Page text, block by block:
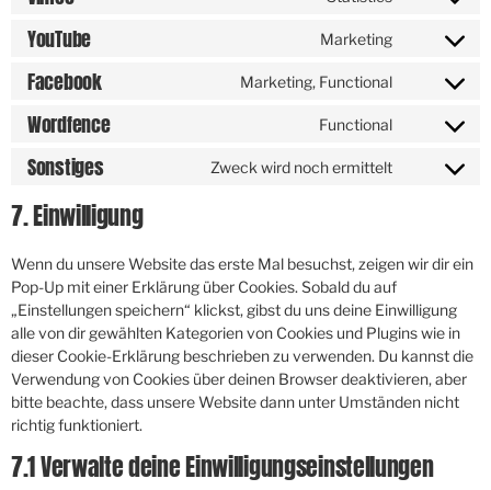
YouTube Marketing
Facebook Marketing, Functional
Wordfence Functional
Sonstiges Zweck wird noch ermittelt
7. Einwilligung
Wenn du unsere Website das erste Mal besuchst, zeigen wir dir ein
Pop-Up mit einer Erklärung über Cookies. Sobald du auf
„Einstellungen speichern“ klickst, gibst du uns deine Einwilligung
alle von dir gewählten Kategorien von Cookies und Plugins wie in
dieser Cookie-Erklärung beschrieben zu verwenden. Du kannst die
Verwendung von Cookies über deinen Browser deaktivieren, aber
bitte beachte, dass unsere Website dann unter Umständen nicht
richtig funktioniert.
7.1 Verwalte deine Einwilligungseinstellungen